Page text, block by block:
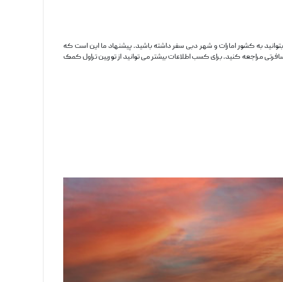
به کشور امارات و شهر دبی سفر داشته باشید. پیشنهاد ما این است که
مراجعه کنید. برای کسب اطلاعات بیشتر می‌ توانید از توربین تراول کمک